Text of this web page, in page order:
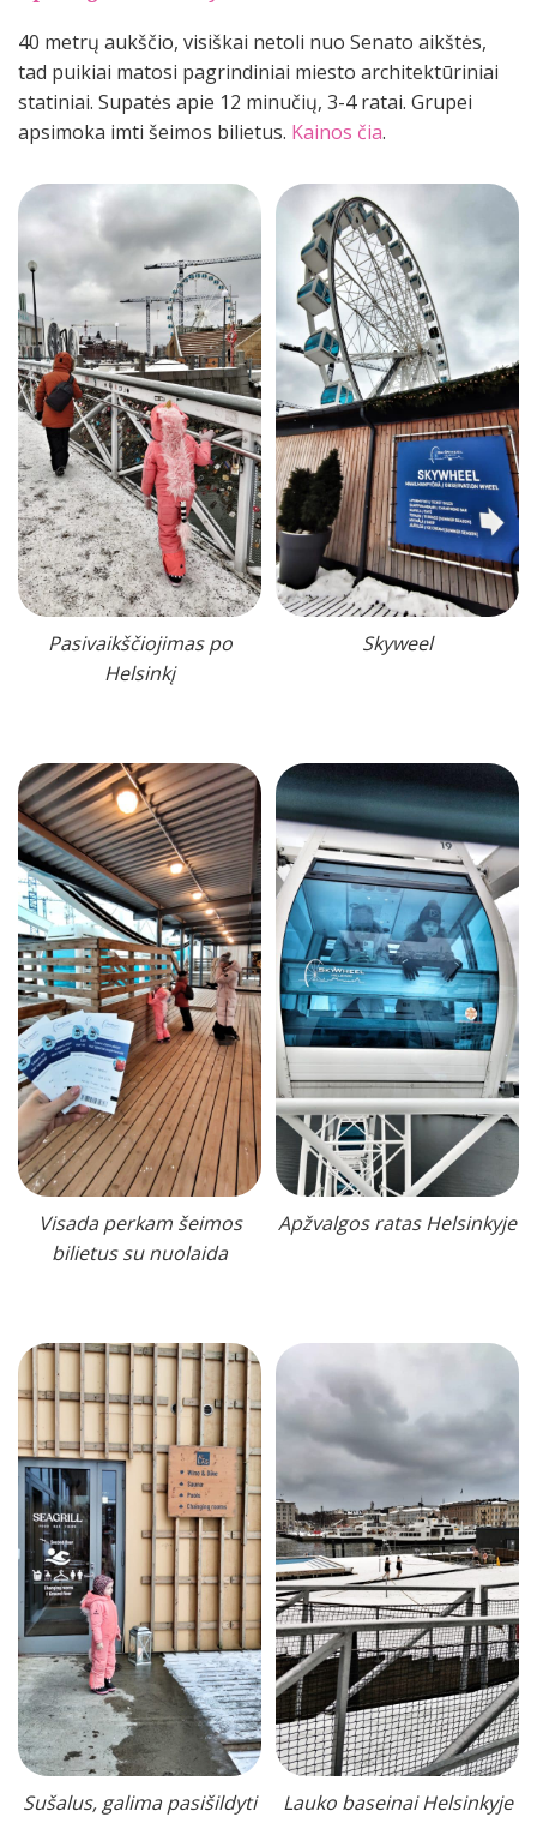
40 metrų aukščio, visiškai netoli nuo Senato aikštės,
tad puikiai matosi pagrindiniai miesto architektūriniai
statiniai. Supatės apie 12 minučių, 3-4 ratai. Grupei
apsimoka imti šeimos bilietus. Kainos čia.
Pasivaikščiojimas po
Helsinkį
Skyweel
Visada perkam šeimos
bilietus su nuolaida
Apžvalgos ratas Helsinkyje
Sušalus, galima pasišildyti Lauko baseinai Helsinkyje